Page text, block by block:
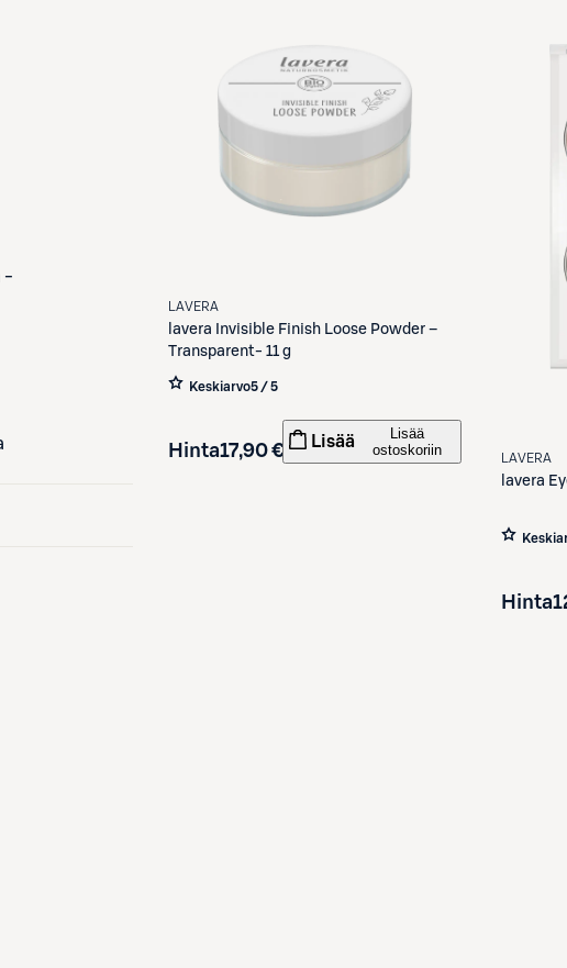
-
LAVERA
lavera
Invisible Finish Loose Powder –
Transparent- 11 g
Keskiarvo5 / 5
Hinta17,90 € Lisää
Lisää
ostoskoriin
LAVERA
lavera
Hinta